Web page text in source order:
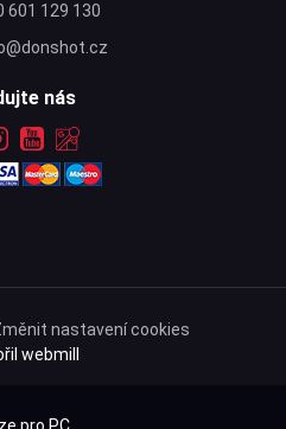
601 129 130
nás
nastavení cookies
webmill
pro PC